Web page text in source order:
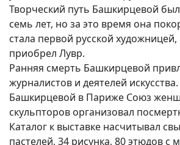
Творческий путь Башкирцевой был
семь лет, но за это время она
стала первой русской
приобрел Лувр.
Ранняя смерть Башкирцевой
журналистов и деятелей
Башкирцевой в Париже Союз
скульпторов организовал
Каталог к выставке насчитывал
пастелей, 34 рисунка, 80 этюдов с